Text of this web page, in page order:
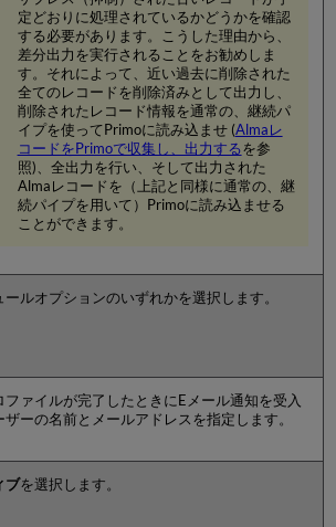
定どおりに処理されているかどうかを確認
する必要があります。こうした理由から、
差分出力を実行されることをお勧めしま
す。それによって、近い過去に削除された
全てのレコードを削除済みとして出力し、
削除されたレコード情報を通常の、継続パ
イプを使ってPrimoに読み込ませ (Almaレ
コードをPrimoで収集し、出力するを参
照)、全出力を行い、そして出力された
Almaレコードを（上記と同様に通常の、継
続パイプを用いて）Primoに読み込ませる
ことができます。
ールオプションのいずれかを選択します。
ファイルが完了したときにEメール通知を受入
ザーの名前とメールアドレスを指定します。
ブを選択します。